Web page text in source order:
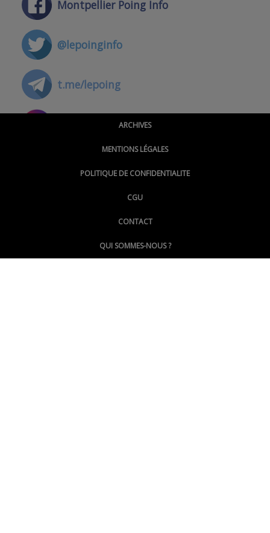
Montpellier Poing Info
@lepoinginfo
t.me/lepoing
@montpellierpoinginfo
@LePoingMontpellier
ARCHIVES
MENTIONS LÉGALES
POLITIQUE DE CONFIDENTIALITE
CGU
CONTACT
QUI SOMMES-NOUS ?